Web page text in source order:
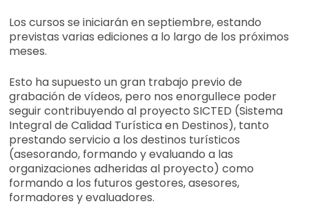
Los cursos se iniciarán en septiembre, estando
previstas varias ediciones a lo largo de los próximos
meses.
Esto ha supuesto un gran trabajo previo de
grabación de vídeos, pero nos enorgullece poder
seguir contribuyendo al proyecto SICTED (Sistema
Integral de Calidad Turística en Destinos), tanto
prestando servicio a los destinos turísticos
(asesorando, formando y evaluando a las
organizaciones adheridas al proyecto) como
formando a los futuros gestores, asesores,
formadores y evaluadores.